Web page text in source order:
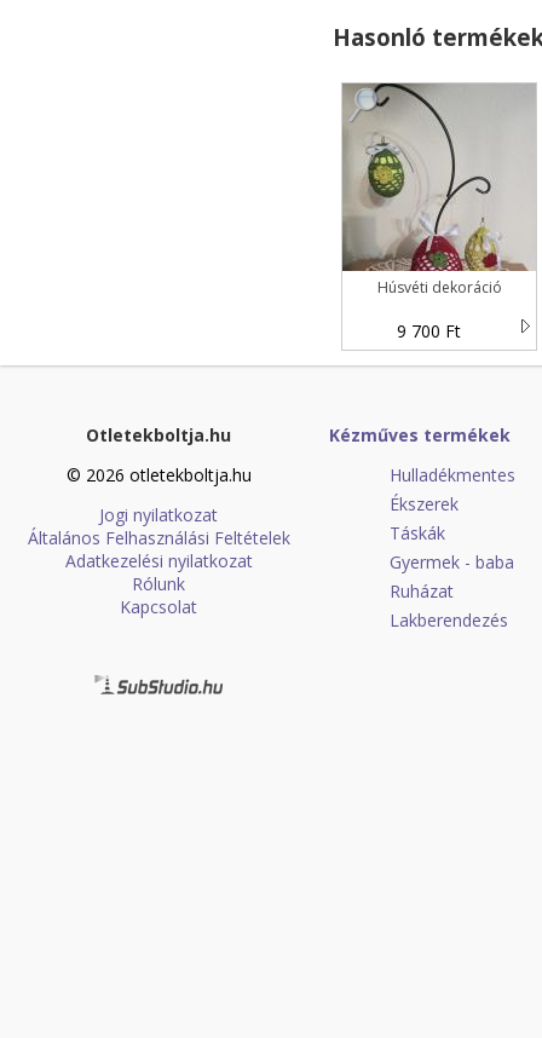
Hasonló
Húsvéti dekoráció
9 700 Ft
Otletekboltja.hu
© 2026 otletekboltja.hu
Jogi nyilatkozat
Általános Felhasználási Feltételek
Adatkezelési nyilatkozat
Rólunk
Kapcsolat
Kézműves termékek
Hulladékmentes
Ékszerek
Táskák
Gyermek - baba
Ruházat
Lakberendezés